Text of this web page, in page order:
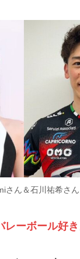
さん＆石川祐希さん
ーボール好き